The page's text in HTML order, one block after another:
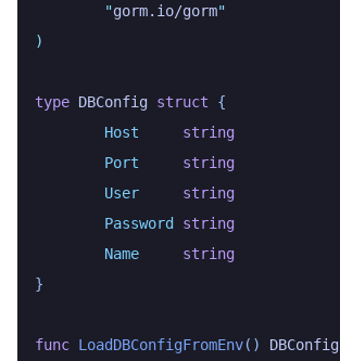
	"
gorm.io/gorm"
)
type DBConfig struct {
	Host
     string
	Port
     string
	User
     string
	Password
string
	Name
     string
}
func LoadDBConfigFromEnv() DBConfig